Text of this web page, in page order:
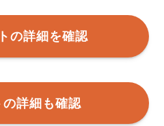
の詳細を確認
の詳細も確認